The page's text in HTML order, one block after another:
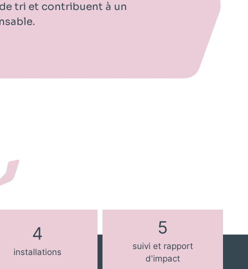
tri et contribuent à un
4
installations
5
suivi et rapport
d'impact